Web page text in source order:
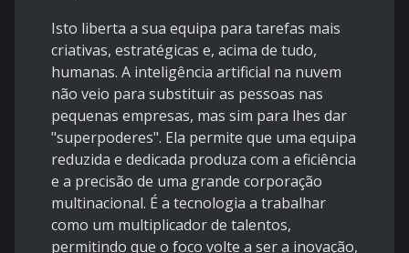
Isto liberta a sua equipa para tarefas mais
criativas, estratégicas e, acima de tudo,
humanas. A inteligência artificial na nuvem
não veio para substituir as pessoas nas
pequenas empresas, mas sim para lhes dar
"superpoderes". Ela permite que uma equipa
reduzida e dedicada produza com a eficiência
e a precisão de uma grande corporação
multinacional. É a tecnologia a trabalhar
como um multiplicador de talentos,
permitindo que o foco volte a ser a inovação,